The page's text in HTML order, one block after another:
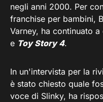
negli anni 2000. Per
franchise per bambini,
Varney, ha continuato
e Toy Story 4.
In un'intervista per la
è stato chiesto quale
voce di Slinky, ha